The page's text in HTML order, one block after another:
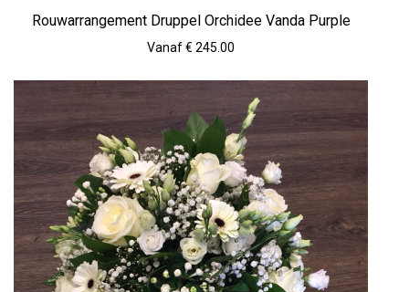
Rouwarrangement Druppel Orchidee Vanda Purple
Vanaf € 245.00